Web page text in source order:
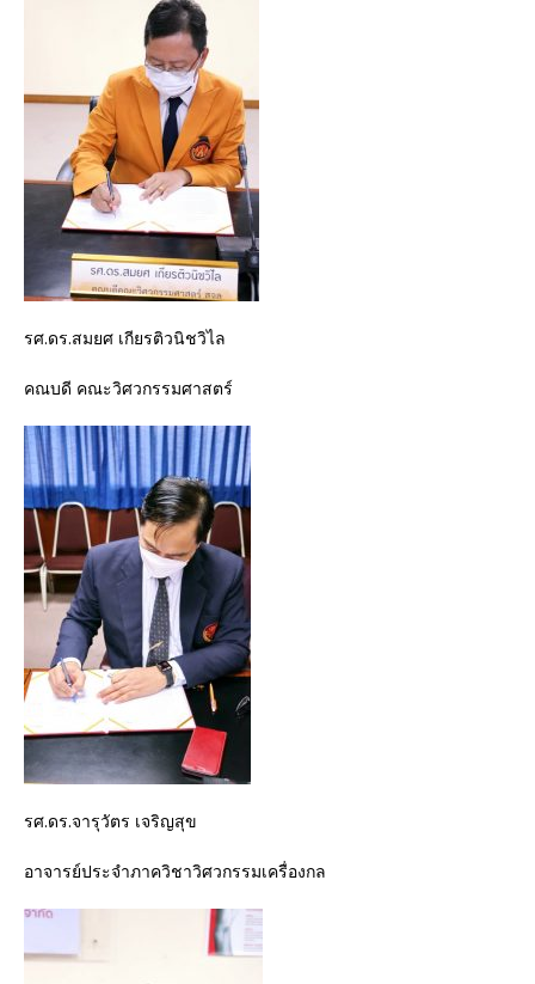
รศ.ดร.สมยศ เกียรติวนิชวิไล
คณบดี คณะวิศวกรรมศาสตร์
รศ.ดร.จารุวัตร เจริญสุข
อาจารย์ประจำภาควิชาวิศวกรรมเครื่องกล